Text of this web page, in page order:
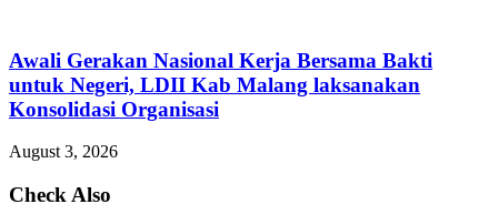
Awali Gerakan Nasional Kerja Bersama Bakti
untuk Negeri, LDII Kab Malang laksanakan
Konsolidasi Organisasi
August 3, 2026
Check Also